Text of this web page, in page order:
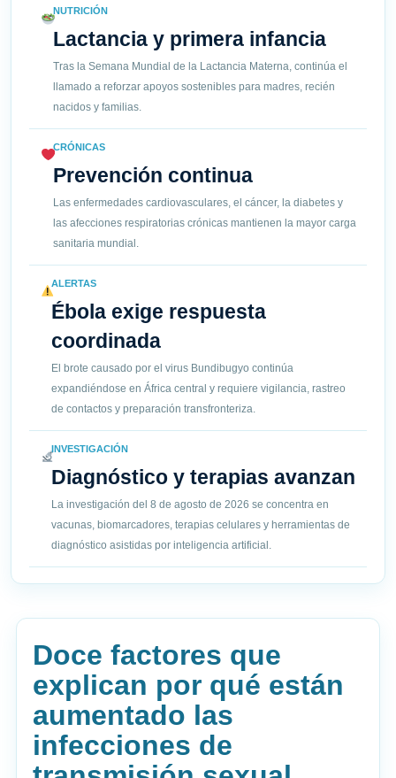
NUTRICIÓN
Lactancia y primera infancia
Tras la Semana Mundial de la Lactancia Materna, continúa el
llamado a reforzar apoyos sostenibles para madres, recién
nacidos y familias.
CRÓNICAS
Prevención continua
Las enfermedades cardiovasculares, el cáncer, la diabetes y
las afecciones respiratorias crónicas mantienen la mayor carga
sanitaria mundial.
ALERTAS
Ébola exige respuesta
coordinada
El brote causado por el virus Bundibugyo continúa
expandiéndose en África central y requiere vigilancia, rastreo
de contactos y preparación transfronteriza.
INVESTIGACIÓN
Diagnóstico y terapias avanzan
La investigación del 8 de agosto de 2026 se concentra en
vacunas, biomarcadores, terapias celulares y herramientas de
diagnóstico asistidas por inteligencia artificial.
Doce factores que
explican por qué están
aumentado las
infecciones de